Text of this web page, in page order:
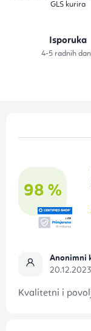
GLS kurira
Isporuka
4-5 radnih
98 %
Anonimni
20.12.2023
Kvalitetni i